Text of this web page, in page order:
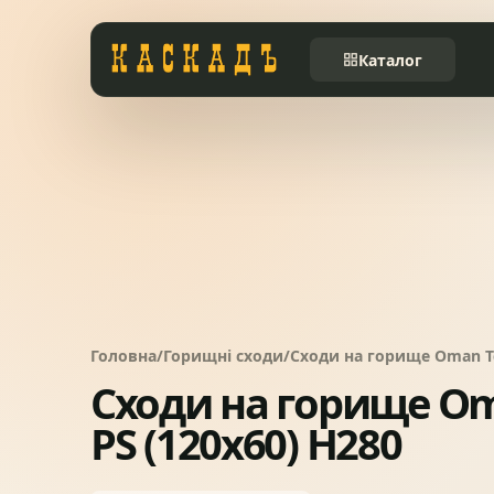
Каталог
Системи водовідведення
05 Вікна та сходи
Головна/Горищні сходи/Сходи на горище Oman
Сходи на горище
PS (120x60) H280